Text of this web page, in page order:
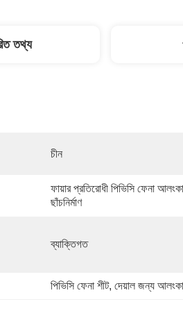
তথ্য
চীন
ফায়ার প্রতিরোধী পিভিসি ফেনা
ছাঁচনির্মাণ
ব্যাক্তিগত
পিভিসি ফেনা শীট, দেয়াল জন্য